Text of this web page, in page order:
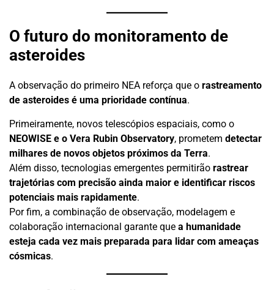
O futuro do monitoramento de
asteroides
A observação do primeiro NEA reforça que o rastreamento
de asteroides é uma prioridade contínua.
Primeiramente, novos telescópios espaciais, como o
NEOWISE e o Vera Rubin Observatory, prometem detectar
milhares de novos objetos próximos da Terra.
Além disso, tecnologias emergentes permitirão rastrear
trajetórias com precisão ainda maior e identificar riscos
potenciais mais rapidamente.
Por fim, a combinação de observação, modelagem e
colaboração internacional garante que a humanidade
esteja cada vez mais preparada para lidar com ameaças
cósmicas.